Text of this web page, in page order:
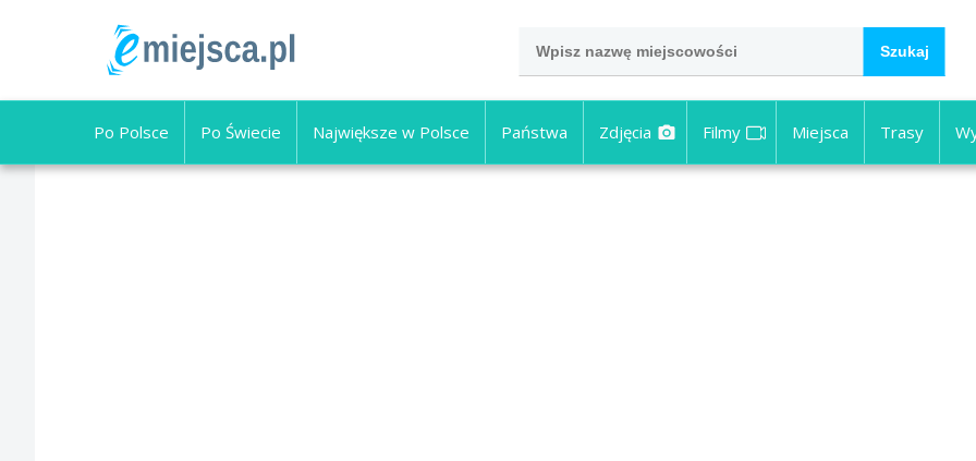
Po Polsce Po Świecie Największe w Polsce Państwa Zdjęcia Filmy Miejsca Trasy